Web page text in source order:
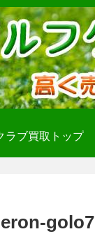
ラブ買取トップ
golo7